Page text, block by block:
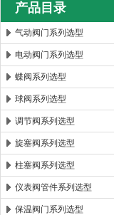
郑州森玛自控
产品目录
气动阀门系列选型
电动阀门系列选型
蝶阀系列选型
球阀系列选型
调节阀系列选型
旋塞阀系列选型
柱塞阀系列选型
仪表阀管件系列选型
保温阀门系列选型